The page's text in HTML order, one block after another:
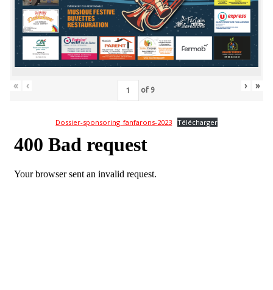
« ‹ of 9 › »
Dossier-sponsoring_fanfarons-2023 Télécharger